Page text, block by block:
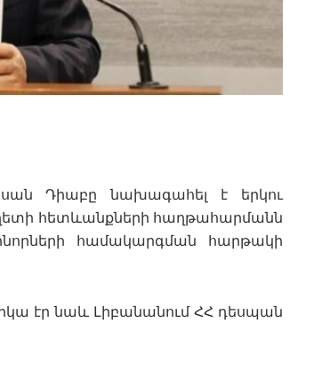
Դիաբը նախագահել է երկու
հետևանքների հաղթահարմանն
համակարգման հարթակի
էր նաև Լիբանանում ՀՀ դեսպան